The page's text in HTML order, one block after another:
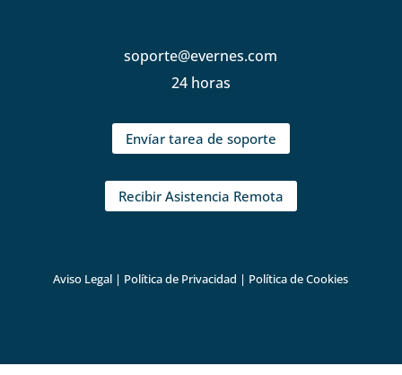
soporte@evernes.com
24 horas
Envíar tarea de soporte
Recibir Asistencia Remota
Aviso Legal | Política de Privacidad | Política de Cookies